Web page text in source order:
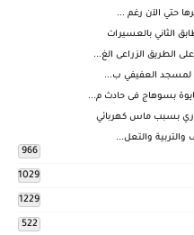
حتي الآن رغم ...
بالعسيرات
لمسجد العفيفي ب...
بسبب ماس كهربائي
والتربية والتعل...
966
1029
1229
522